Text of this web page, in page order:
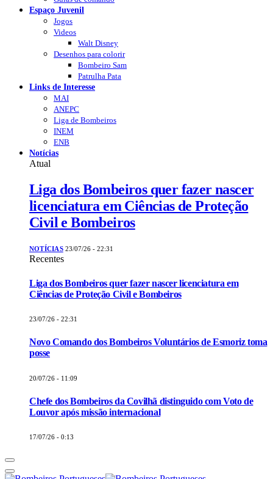
Espaço Juvenil
Jogos
Videos
Walt Disney
Desenhos para colorir
Bombeiro Sam
Patrulha Pata
Links de Interesse
MAI
ANEPC
Liga de Bombeiros
INEM
ENB
Notícias
Atual
Liga dos Bombeiros quer fazer nascer
licenciatura em Ciências de Proteção
Civil e Bombeiros
NOTÍCIAS 23/07/26 - 22:31
Recentes
Liga dos Bombeiros quer fazer nascer licenciatura em
Ciências de Proteção Civil e Bombeiros
23/07/26 - 22:31
Novo Comando dos Bombeiros Voluntários de Esmoriz toma
posse
20/07/26 - 11:09
Chefe dos Bombeiros da Covilhã distinguido com Voto de
Louvor após missão internacional
17/07/26 - 0:13